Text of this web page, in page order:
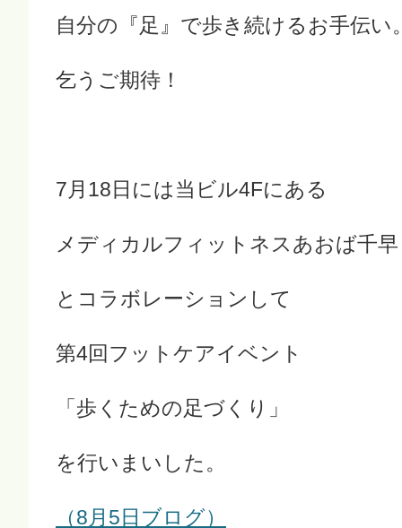
自分の『足』で歩き続けるお手伝い
乞うご期待！
7月18日には当ビル4Fにある
メディカルフィットネスあおば千早
とコラボレーションして
第4回フットケアイベント
「歩くための足づくり」
を行いまいした。
（8月5日ブログ）